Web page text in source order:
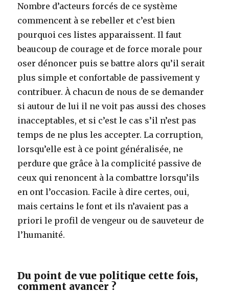
Nombre d’acteurs forcés de ce système
commencent à se rebeller et c’est bien
pourquoi ces listes apparaissent. Il faut
beaucoup de courage et de force morale pour
oser dénoncer puis se battre alors qu’il serait
plus simple et confortable de passivement y
contribuer. À chacun de nous de se demander
si autour de lui il ne voit pas aussi des choses
inacceptables, et si c’est le cas s’il n’est pas
temps de ne plus les accepter. La corruption,
lorsqu’elle est à ce point généralisée, ne
perdure que grâce à la complicité passive de
ceux qui renoncent à la combattre lorsqu’ils
en ont l’occasion. Facile à dire certes, oui,
mais certains le font et ils n’avaient pas a
priori le profil de vengeur ou de sauveteur de
l’humanité.
Du point de vue politique cette fois,
comment avancer ?